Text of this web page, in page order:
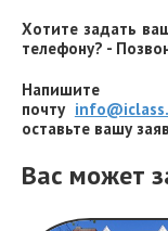
Хотите задать
телефону? -
почту
оставьте вашу
Вас может